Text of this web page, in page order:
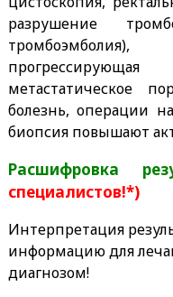
разрушение
тромбоэмболия),
метастатическое
болезнь, операции
биопсия повышают
Расшифровка
специалистов!*)
Интерпретация
информацию для
диагнозом!